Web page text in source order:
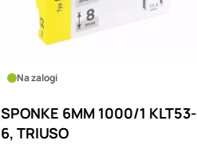
Na zalogi
SPONKE 10MM 1000/1 KLT11-
10, TRIUSO